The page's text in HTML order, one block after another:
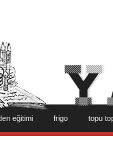
eğitimi frigo topu